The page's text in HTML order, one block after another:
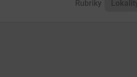
Rubriky